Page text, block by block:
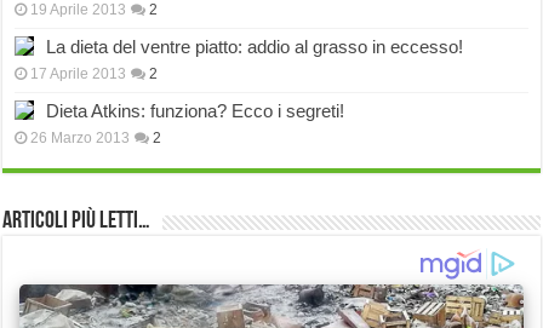
19 Aprile 2013 2
La dieta del ventre piatto: addio al grasso in eccesso!
17 Aprile 2013 2
Dieta Atkins: funziona? Ecco i segreti!
26 Marzo 2013 2
Articoli più Letti…